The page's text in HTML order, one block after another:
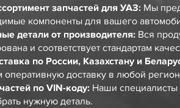
запчастей для УАЗ: Мы
компоненты для вашего
детали от производителя: Вся
и соответствует стандартам
по России, Казахстану и
оперативную доставку в любой
по VIN-коду: Наши специалисты
нужную деталь.